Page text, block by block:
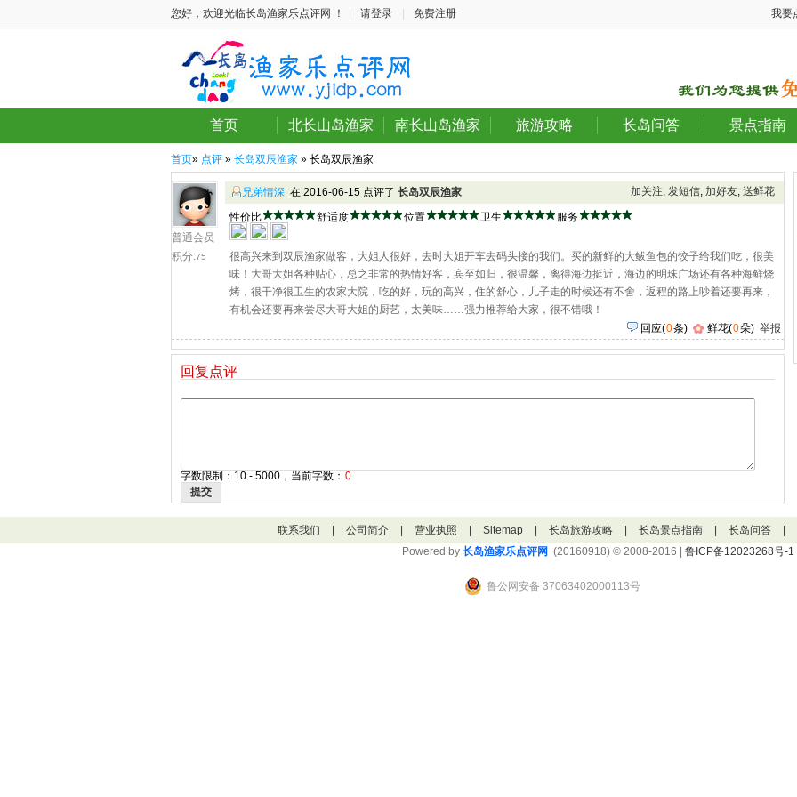
您好，欢迎光临长岛渔家乐点评网 ！ 请登录 免费注册 我要
首页 北长山岛渔家 南长山岛渔家 旅游攻略 长岛问答 景点指南
首页» 点评 » 长岛双辰渔家 » 长岛双辰渔家
普通会员
积分:75
加关注, 发短信, 加好友, 送鲜花
兄弟情深 在 2016-06-15 点评了 长岛双辰渔家
性价比
舒适度 位置 卫生 服务
很高兴来到双辰渔家做客，大姐人很好，去时大姐开车去码头接的我们。买的新鲜的大鲅鱼包的饺子给我们吃，很美
味！大哥大姐各种贴心，总之非常的热情好客，宾至如归，很温馨，离得海边挺近，海边的明珠广场还有各种海鲜烧
烤，很干净很卫生的农家大院，吃的好，玩的高兴，住的舒心，儿子走的时候还有不舍，返程的路上吵着还要再来，
有机会还要再来尝尽大哥大姐的厨艺，太美味……强力推荐给大家，很不错哦！
回应(0条) 鲜花(0朵) 举报
回复点评
字数限制：10 - 5000，当前字数： 0
提交
联系我们 公司简介 营业执照 Sitemap 长岛旅游攻略 长岛景点指南 长岛问答
Powered by 长岛渔家乐点评网 (20160918) © 2008-2016 | 鲁ICP备12023268号-1
鲁公网安备 37063402000113号